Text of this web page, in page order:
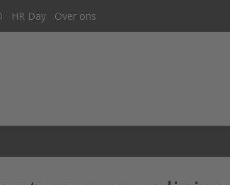
HR Day Over ons